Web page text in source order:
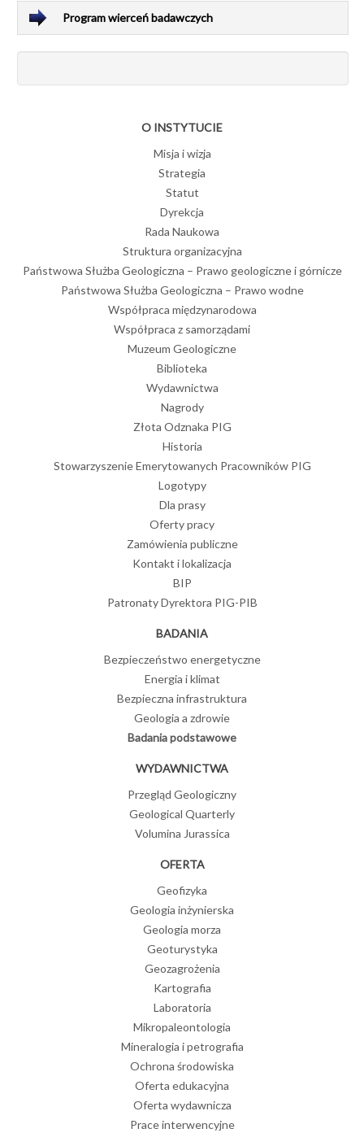
Program wierceń badawczych
O INSTYTUCIE
Misja i wizja
Strategia
Statut
Dyrekcja
Rada Naukowa
Struktura organizacyjna
Państwowa Służba Geologiczna – Prawo geologiczne i górnicze
Państwowa Służba Geologiczna – Prawo wodne
Współpraca międzynarodowa
Współpraca z samorządami
Muzeum Geologiczne
Biblioteka
Wydawnictwa
Nagrody
Złota Odznaka PIG
Historia
Stowarzyszenie Emerytowanych Pracowników PIG
Logotypy
Dla prasy
Oferty pracy
Zamówienia publiczne
Kontakt i lokalizacja
BIP
Patronaty Dyrektora PIG-PIB
BADANIA
Bezpieczeństwo energetyczne
Energia i klimat
Bezpieczna infrastruktura
Geologia a zdrowie
Badania podstawowe
WYDAWNICTWA
Przegląd Geologiczny
Geological Quarterly
Volumina Jurassica
OFERTA
Geofizyka
Geologia inżynierska
Geologia morza
Geoturystyka
Geozagrożenia
Kartografia
Laboratoria
Mikropaleontologia
Mineralogia i petrografia
Ochrona środowiska
Oferta edukacyjna
Oferta wydawnicza
Prace interwencyjne